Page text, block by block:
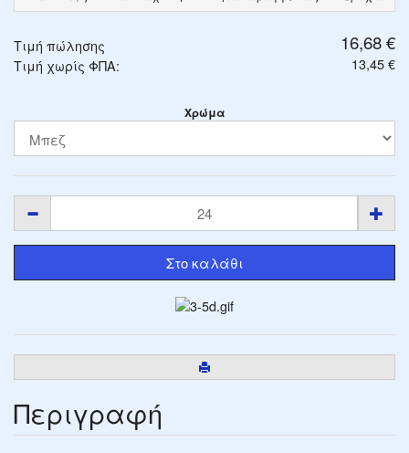
Τιμή πώλησης 16,68 €
Τιμή χωρίς ΦΠΑ: 13,45 €
Χρώμα
Περιγραφή